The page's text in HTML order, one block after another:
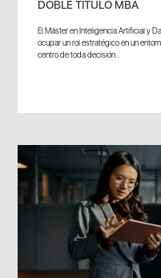
DOBLE TÍTULO MBA
El Máster en Inteligencia Artificial y
ocupar un rol estratégico en un
centro de toda decisión...